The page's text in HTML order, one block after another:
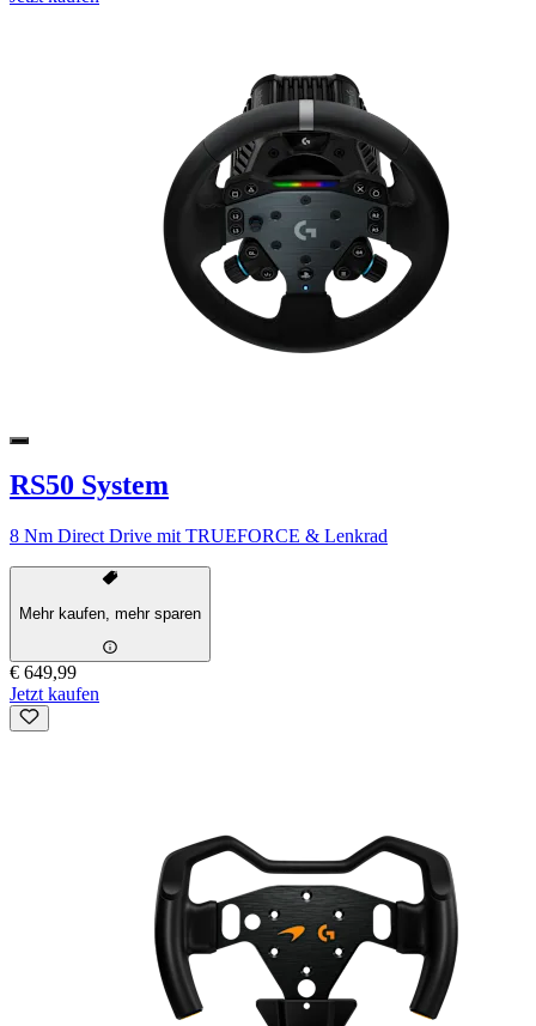
RS50 System
8 Nm Direct Drive mit TRUEFORCE & Lenkrad
Mehr kaufen, mehr sparen
€ 649,99
Jetzt kaufen